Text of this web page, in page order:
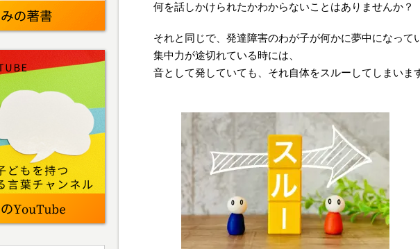
何を話しかけられたかわからないことはありませんか？
それと同じで、発達障害のわが子が何かに夢中になって
集中力が途切れている時には、
音として発していても、それ自体をスルーしてしまいま